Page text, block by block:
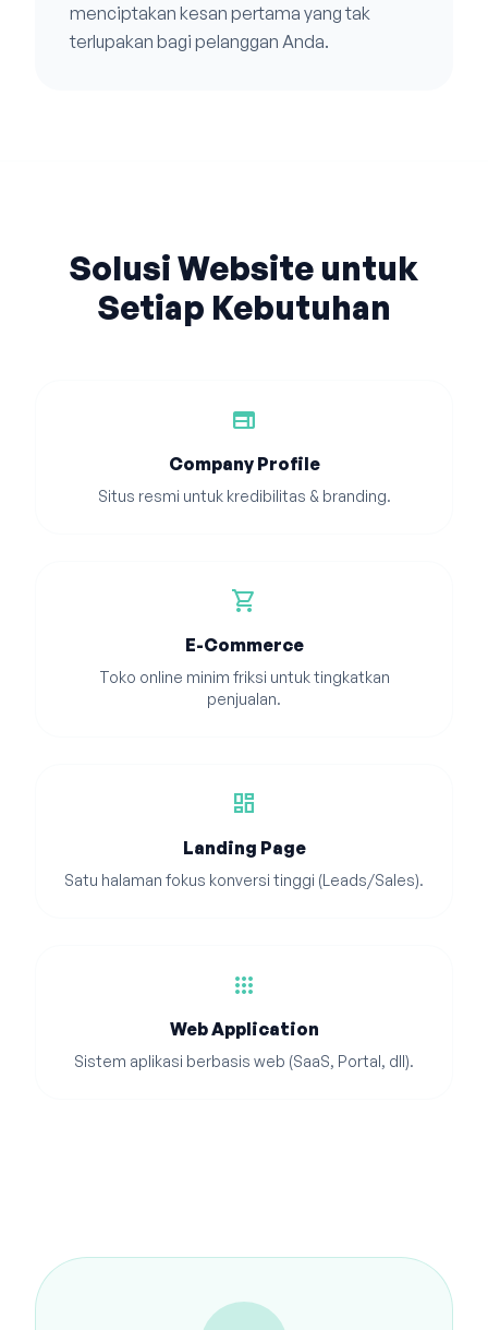
menciptakan kesan pertama yang tak
terlupakan bagi pelanggan Anda.
Solusi Website untuk
Setiap Kebutuhan
web
Company Profile
Situs resmi untuk kredibilitas & branding.
shopping_cart
E-Commerce
Toko online minim friksi untuk tingkatkan
penjualan.
dashboard
Landing Page
Satu halaman fokus konversi tinggi (Leads/Sales).
apps
Web Application
Sistem aplikasi berbasis web (SaaS, Portal, dll).